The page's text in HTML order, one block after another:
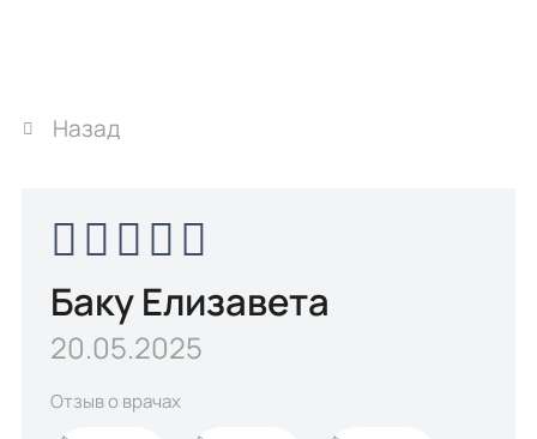
Назад
Баку Елизавета
20.05.2025
Отзыв о врачах